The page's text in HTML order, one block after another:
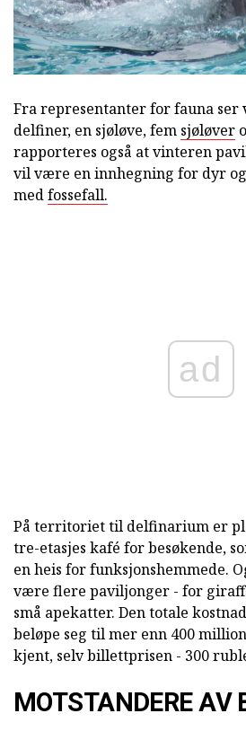
Fra representanter for fauna ser
delfiner, en sjøløve, fem sjøløver
rapporteres også at vinteren
vil være en innhegning for dyr
medfossefall.
ad
På territoriet til delfinarium er
tre-etasjes kafé for besøkende,
en heis for funksjonshemmede.
være flere paviljonger - for
små apekatter. Den totale
beløpe seg til mer enn 400
kjent, selv billettprisen - 300
MOTSTANDERE AV